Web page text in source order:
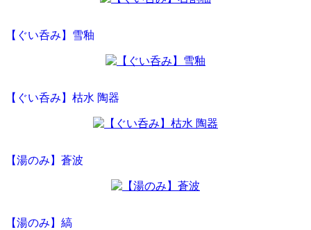
【ぐい呑み】雪釉
【ぐい呑み】枯水 陶器
【湯のみ】蒼波
【湯のみ】縞